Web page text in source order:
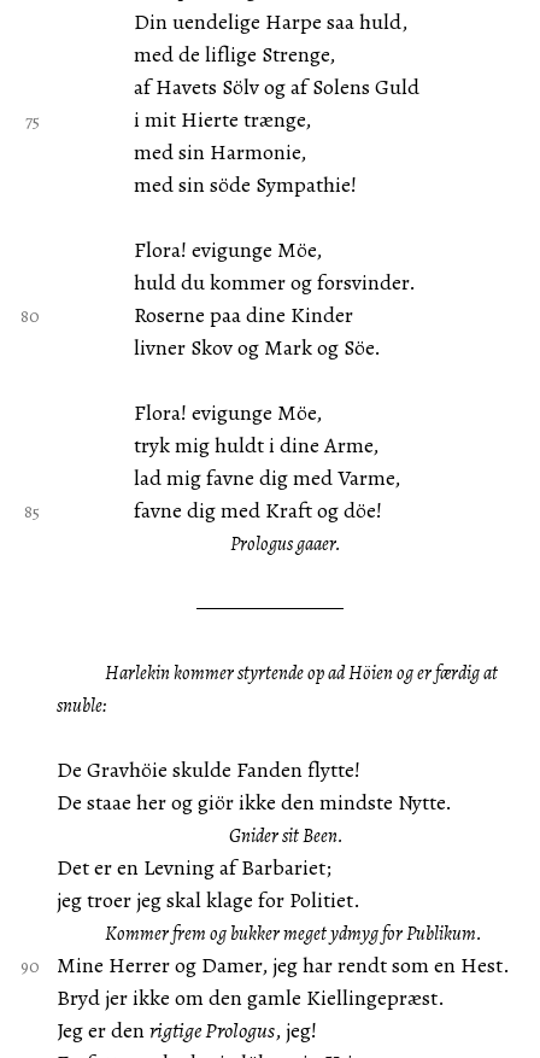
Din uendelige Harpe saa huld,
med de liflige Strenge,
af Havets Sölv og af Solens Guld
i mit Hierte trænge,
med sin Harmonie,
med sin söde Sympathie!
Flora! evigunge Möe,
huld du kommer og forsvinder.
Roserne paa dine Kinder
livner Skov og Mark og Söe.
Flora! evigunge Möe,
tryk mig huldt i dine Arme,
lad mig favne dig med Varme,
favne dig med Kraft og döe!
Prologus gaaer.
Harlekinkommer styrtende op ad Höien og er færdig at
snuble:
De Gravhöie skulde Fanden flytte!
De staae her og giör ikke den mindste Nytte.
Gnider sit Been.
Det er en Levning af Barbariet;
jeg troer jeg skal klage for Politiet.
Kommer frem og bukker meget ydmyg for Publikum.
Mine Herrer og Damer, jeg har rendt som en Hest.
Bryd jer ikke om den gamle Kiellingepræst.
Jeg er denrigtige Prologus, jeg!